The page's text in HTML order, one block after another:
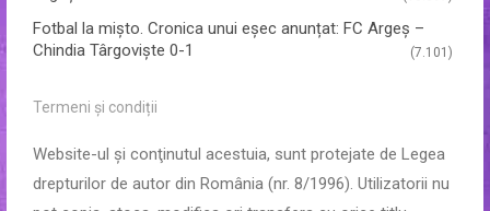
Fotbal la mișto. Cronica unui eșec anunțat: FC Argeș –
Chindia Târgoviște 0-1
(7.101)
Termeni și condiții
Website-ul şi conţinutul acestuia, sunt protejate de Legea
drepturilor de autor din România (nr. 8/1996). Utilizatorii nu